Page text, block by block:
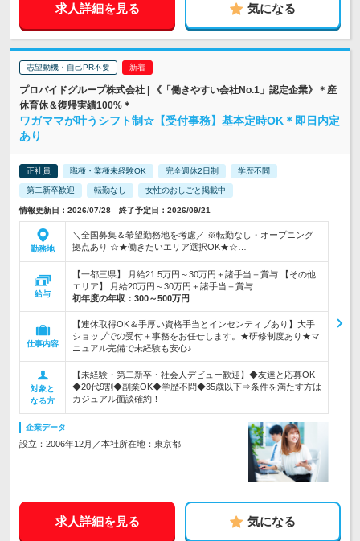
求人詳細を見る 気になる
志望動機・自己PR不要
プロバイドグループ株式会社 | 《「働きやすい会社No.1」認定企業》＊産
休育休＆復帰実績100%＊
ワガママが叶うシフト制☆【受付事務】基本定時OK＊即日内定
あり
正社員 職種・業種未経験OK 完全週休2日制 学歴不問
第二新卒歓迎 転勤なし 女性のおしごと掲載中
情報更新日：2026/07/28 終了予定日：2026/09/21
勤務地
＼全国募集＆希望勤務地を考慮／ ※転勤なし・オープニング
拠点あり ☆★働きたいエリア選択OK★☆…
給与
【一都三県】 月給21.5万円～30万円＋諸手当＋賞与 【その他
エリア】 月給20万円～30万円＋諸手当＋賞与…
初年度の年収： 300～500万円
仕事内容
【連休取得OK＆手厚い資格手当とインセンティブあり】大手
ショップでの受付＋事務をお任せします。★研修制度あり★マ
ニュアル完備で未経験も安心♪
対象と
なる方
【未経験・第二新卒・社会人デビュー歓迎】◆友達と応募OK
◆20代9割◆副業OK◆学歴不問◆35歳以下⇒条件を満たす方は
カジュアル面談確約！
企業データ
設立：2006年12月／本社所在地：東京都
求人詳細を見る 気になる